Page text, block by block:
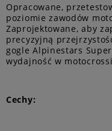
Opracowane,
poziomie zawodów
Zaprojektowane, aby
precyzyjną
gogle Alpinestars
wydajność w
Cechy: